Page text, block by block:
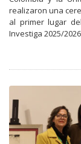
realizaron una
al primer lugar
Investiga 2025/